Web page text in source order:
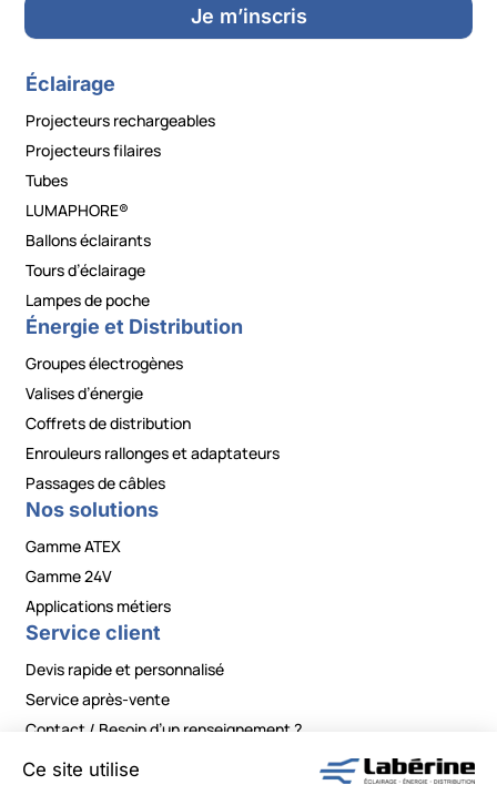
Je m’inscris
Éclairage
Projecteurs rechargeables
Projecteurs filaires
Tubes
LUMAPHORE®
Ballons éclairants
Tours d’éclairage
Lampes de poche
Énergie et Distribution
Groupes électrogènes
Valises d’énergie
Coffrets de distribution
Enrouleurs rallonges et adaptateurs
Passages de câbles
Nos solutions
Gamme ATEX
Gamme 24V
Applications métiers
Service client
Devis rapide et personnalisé
Service après-vente
Contact / Besoin d’un renseignement ?